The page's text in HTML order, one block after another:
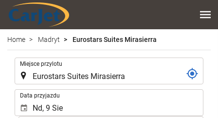
Home Madryt Eurostars Suites Mirasierra
Miejsce przylotu
Data przyjazdu